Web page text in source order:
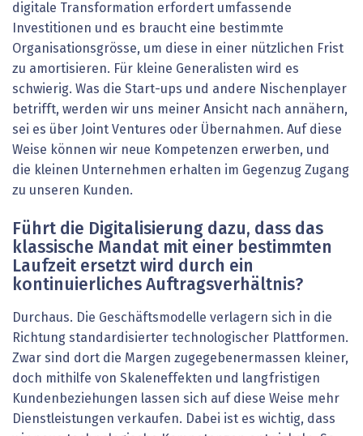
digitale Transformation erfordert umfassende
Investitionen und es braucht eine bestimmte
Organisationsgrösse, um diese in einer nützlichen Frist
zu amortisieren. Für kleine Generalisten wird es
schwierig. Was die Start-ups und andere Nischenplayer
betrifft, werden wir uns meiner Ansicht nach annähern,
sei es über Joint Ventures oder Übernahmen. Auf diese
Weise können wir neue Kompetenzen erwerben, und
die kleinen Unternehmen erhalten im Gegenzug Zugang
zu unseren Kunden.
Führt die Digitalisierung dazu, dass das
klassische Mandat mit einer bestimmten
Laufzeit ersetzt wird durch ein
kontinuierliches Auftragsverhältnis?
Durchaus. Die Geschäftsmodelle verlagern sich in die
Richtung standardisierter technologischer Plattformen.
Zwar sind dort die Margen zugegebenermassen kleiner,
doch mithilfe von Skaleneffekten und langfristigen
Kundenbeziehungen lassen sich auf diese Weise mehr
Dienstleistungen verkaufen. Dabei ist es wichtig, dass